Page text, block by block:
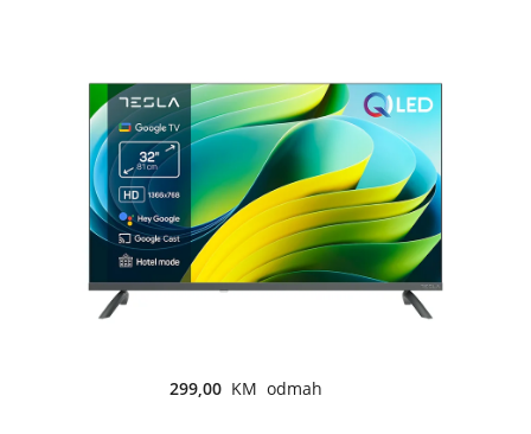
299,00 KM odmah